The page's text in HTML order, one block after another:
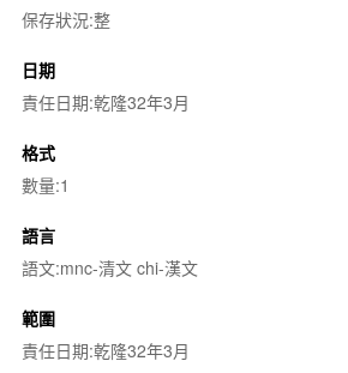
保存狀況:整
日期
責任日期:乾隆32年3月
格式
數量:1
語言
語文:mnc-清文 chi-漢文
範圍
責任日期:乾隆32年3月